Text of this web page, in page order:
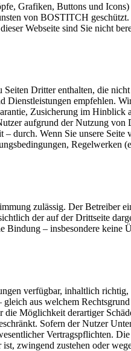
Grafiken, Buttons und Icons)
von BOSTITCH
Webseite sind Sie nicht
Dritter enthalten, die
Dienstleistungen empfehlen.
Zusicherung im
aufgrund der Nutzung von
Wenn Sie unsere Seite
Regelwerken
zulässig. Der Betreiber
der auf der Drittseite
– insbesondere keine
verfügbar, inhaltlich
aus welchem
Möglichkeit derartiger
Sofern der Nutzer
Vertragspflichten.
zwingend zustehen oder